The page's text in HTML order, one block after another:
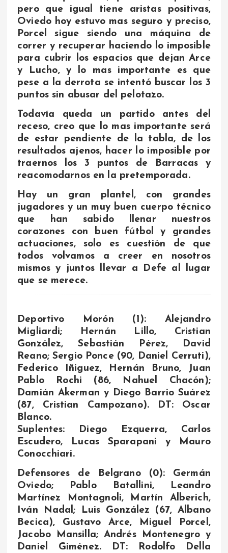
pero que igual tiene aristas positivas,
Oviedo hoy estuvo mas seguro y preciso,
Porcel sigue siendo una máquina de
correr y recuperar haciendo lo imposible
para cubrir los espacios que dejan Arce
y Lucho, y lo mas importante es que
pese a la derrota se intentó buscar los 3
puntos sin abusar del pelotazo.
Todavía queda un partido antes del
receso, creo que lo mas importante será
de estar pendiente de la tabla, de los
resultados ajenos, hacer lo imposible por
traernos los 3 puntos de Barracas y
reacomodarnos en la pretemporada.
Hay un gran plantel, con grandes
jugadores y un muy buen cuerpo técnico
que han sabido llenar nuestros
corazones con buen fútbol y grandes
actuaciones, solo es cuestión de que
todos volvamos a creer en nosotros
mismos y juntos llevar a Defe al lugar
que se merece.
Deportivo Morón (1): Alejandro
Migliardi; Hernán Lillo, Cristian
González, Sebastián Pérez, David
Reano; Sergio Ponce (90, Daniel Cerruti),
Federico Iñiguez, Hernán Bruno, Juan
Pablo Rochi (86, Nahuel Chacón);
Damián Akerman y Diego Barrio Suárez
(87, Cristian Campozano). DT: Oscar
Blanco.
Suplentes: Diego Ezquerra, Carlos
Escudero, Lucas Sparapani y Mauro
Conocchiari.
Defensores de Belgrano (0): Germán
Oviedo; Pablo Batallini, Leandro
Martínez Montagnoli, Martín Alberich,
Iván Nadal; Luis González (67, Albano
Becica), Gustavo Arce, Miguel Porcel,
Jacobo Mansilla; Andrés Montenegro y
Daniel Giménez. DT: Rodolfo Della